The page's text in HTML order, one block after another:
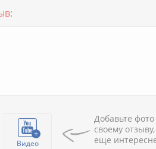
Видео
Добавьте
своему
еще